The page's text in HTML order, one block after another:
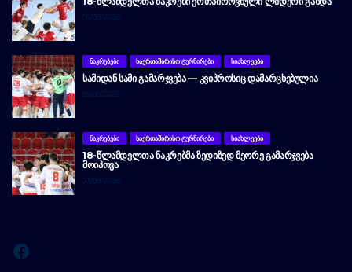
06/08/2026
ᲜᲐᲙᲠᲔᲑᲔᲑᲘ ᲡᲐᲔᲠᲗᲐᲨᲘᲠᲘᲡᲝ ᲢᲣᲠᲜᲘᲠᲔᲑᲘ ᲡᲘᲐᲮᲚᲔᲔᲑᲘ
ᲡᲐᲛᲘᲓᲐᲜ ᲡᲐᲛᲘ ᲒᲐᲛᲐᲠᲯᲕᲔᲑᲐ — ᲙᲕᲘᲞᲠᲝᲡᲘᲪ ᲓᲐᲛᲐᲠᲪᲮᲔᲑᲣᲚᲘᲐ
05/08/2026
ᲜᲐᲙᲠᲔᲑᲔᲑᲘ ᲡᲐᲔᲠᲗᲐᲨᲘᲠᲘᲡᲝ ᲢᲣᲠᲜᲘᲠᲔᲑᲘ ᲡᲘᲐᲮᲚᲔᲔᲑᲘ
18-ᲬᲚᲐᲛᲓᲔᲚᲗᲐ ᲜᲐᲙᲠᲔᲑᲛᲐ ᲖᲔᲓᲘᲖᲔᲓ ᲛᲔᲝᲠᲔ ᲒᲐᲛᲐᲠᲯᲕᲔᲑᲐ
ᲛᲝᲘᲞᲝᲕᲐ
03/08/2026
Facebook